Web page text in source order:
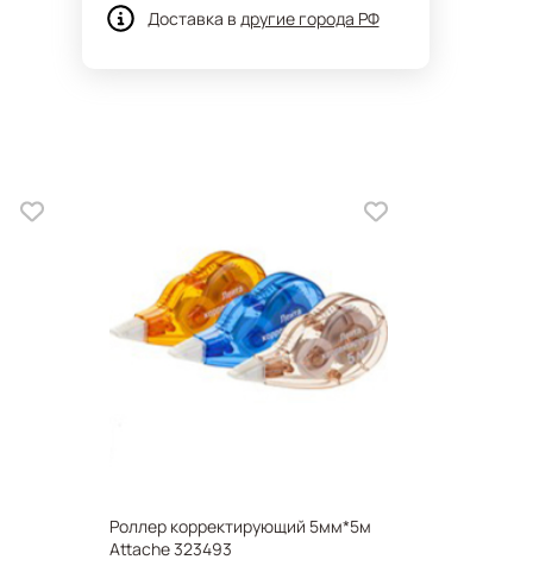
Доставка в другие города РФ
Роллер корректирующий 5мм*5м
Attache 323493